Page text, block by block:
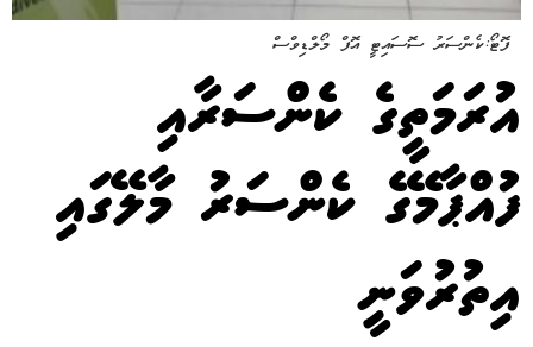
ފޮޓޯ:ކެންސަރު ސޮސައިޓީ އޮފް މޯލްޑިވްސް
އުރަމަތީގެ ކެންސަރާއި
ފުއްޕާމޭގެ ކެންސަރު މާލޭގައި
އިތުރުވަނީ